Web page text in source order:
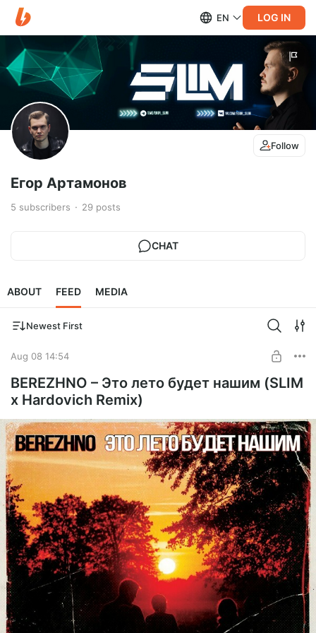
EN LOG IN
Follow
Егор Артамонов
5 subscribers 29 posts
CHAT
ABOUT FEED MEDIA
Newest First
Aug 08 14:54
BEREZHNO – Это лето будет нашим (SLIM
x Hardovich Remix)